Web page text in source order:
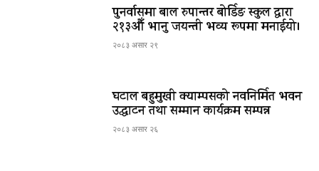
पुनर्वासमा बाल रुपान्तर बोर्डिङ स्कुल द्धारा
२१३औँ भानु जयन्ती भव्य रूपमा मनाईयो।
२०८३ असार २९
घटाल बहुमुखी क्याम्पसको नवनिर्मित भवन
उद्घाटन तथा सम्मान कार्यक्रम सम्पन्न
२०८३ असार २६